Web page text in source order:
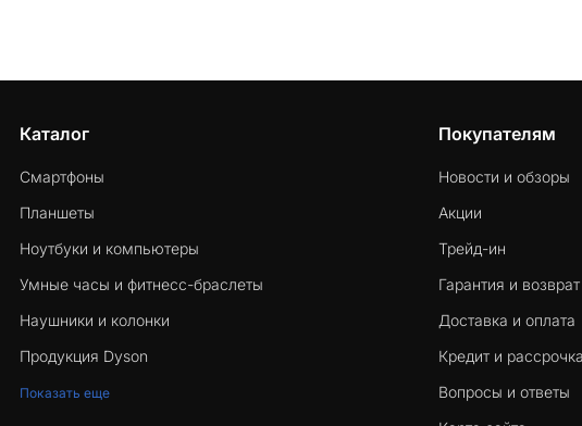
Каталог
Смартфоны
Планшеты
Ноутбуки и компьютеры
Умные часы и фитнесс-браслеты
Наушники и колонки
Продукция Dyson
Показать еще
Покупателям
Новости и обзоры
Акции
Трейд-ин
Гарантия и возврат
Доставка и оплата
Кредит и рассрочка
Вопросы и ответы